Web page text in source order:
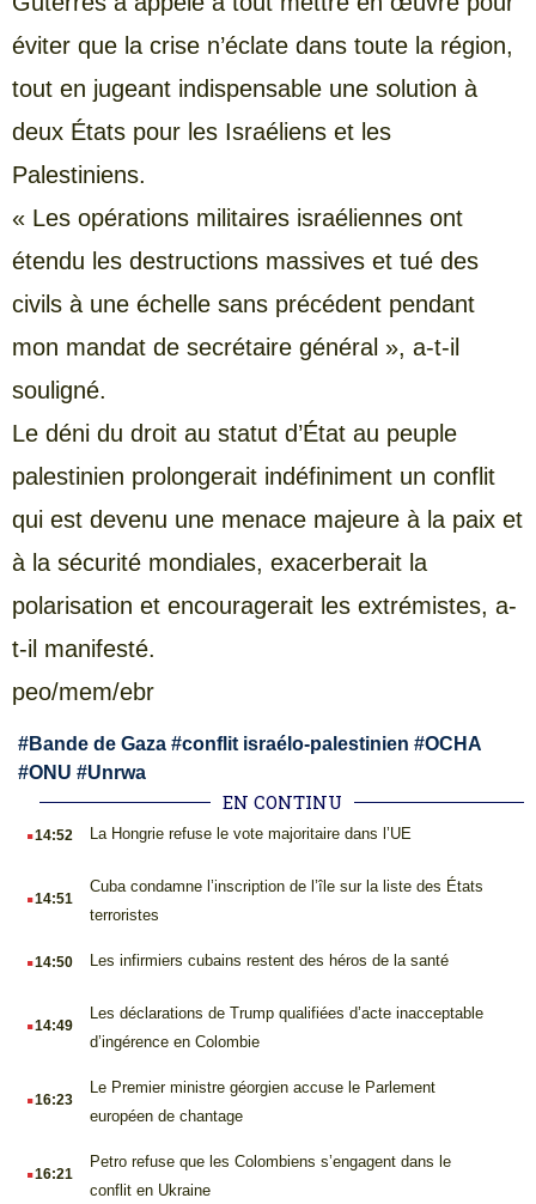
éviter que la crise n’éclate dans toute la région,
tout en jugeant indispensable une solution à
deux États pour les Israéliens et les
Palestiniens.
« Les opérations militaires israéliennes ont
étendu les destructions massives et tué des
civils à une échelle sans précédent pendant
mon mandat de secrétaire général », a-t-il
souligné.
Le déni du droit au statut d’État au peuple
palestinien prolongerait indéfiniment un conflit
qui est devenu une menace majeure à la paix et
à la sécurité mondiales, exacerberait la
polarisation et encouragerait les extrémistes, a-
t-il manifesté.
peo/mem/ebr
#Bande de Gaza #conflit israélo-palestinien #OCHA
#ONU #Unrwa
EN CONTINU
.14:52 La Hongrie refuse le vote majoritaire dans l’UE
.14:51
Cuba condamne l’inscription de l’île sur la liste des États
terroristes
.14:50 Les infirmiers cubains restent des héros de la santé
.14:49
Les déclarations de Trump qualifiées d’acte inacceptable
d’ingérence en Colombie
.16:23
Le Premier ministre géorgien accuse le Parlement
européen de chantage
.16:21
Petro refuse que les Colombiens s’engagent dans le
conflit en Ukraine